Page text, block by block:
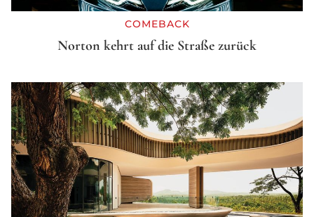
COMEBACK
Norton kehrt auf die Straße zurück